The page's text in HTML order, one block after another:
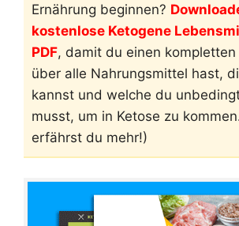
Ernährung beginnen?
kostenlose Ketogene
PDF, damit du einen
über alle Nahrungsmittel hast,
kannst und welche du
musst, um in Ketose zu
erfährst du mehr!)